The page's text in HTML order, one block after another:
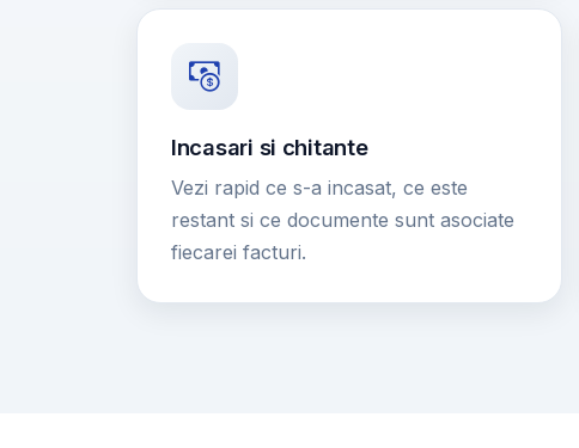
Incasari si chitante
Vezi rapid ce s-a incasat, ce este
restant si ce documente sunt asociate
fiecarei facturi.